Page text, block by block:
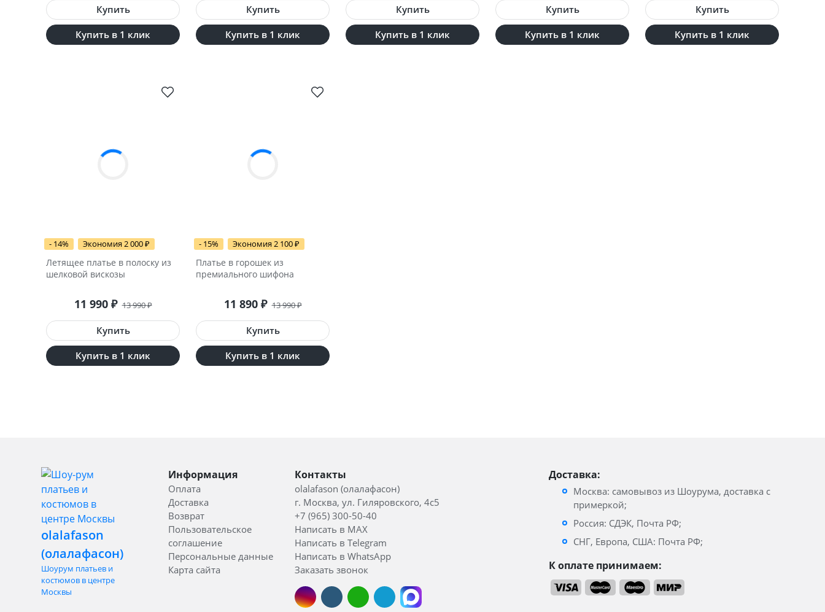
Купить в 1 клик Купить в 1 клик Купить в 1 клик Купить в 1 клик Купить в 1 клик
- 14% Экономия 2 000₽
Летящее платье в полоску из
шелковой вискозы
11 990 ₽ 13 990₽
Купить в 1 клик
- 15% Экономия 2 100₽
Платье в горошек из
премиального шифона
11 890 ₽ 13 990₽
Купить в 1 клик
olalafason
(олалафасон)
Шоурум платьев и
костюмов в центре
Москвы
Информация
Оплата
Доставка
Возврат
Пользовательское
соглашение
Персональные данные
Карта сайта
Контакты
olalafason (олалафасон)
г. Москва, ул. Гиляровского, 4с5
+7 (965) 300-50-40
Написать в MAX
Написать в Telegram
Написать в WhatsApp
Заказать звонок
Доставка:
Москва: самовывоз из Шоурума, доставка с
примеркой;
Россия: СДЭК, Почта РФ;
СНГ, Европа, США: Почта РФ;
К оплате принимаем: